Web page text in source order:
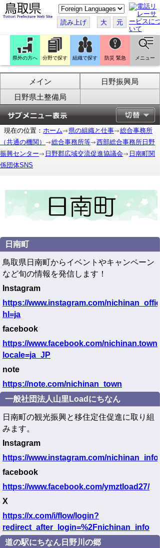
こ
の
ペ
ー
ジ
翻
訳
す
る
読み上げ 大 元
県外の方へ 分野で探す 組織で探す 防災 緊急 メニュー
メイン
日野振興局
日野県土整備局
現在の位置： ホーム 県の組織と仕事
総合事務所
（共通の機関）
総合事務所等
西部総合事務所日野
振興センター
日野郡広域交流促進協議会
日南町関
係団体SNS
日南町
鳥取県日南町からイベントやキャンペーン
など旬の情報を発信します！
Instagram
https://www.instagram.com/
hl=ja
facebook
https://www.facebook.com/nichinan.town/?
locale=ja_JP
note
https://note.com/nichinan_town
一般社団法人山里Loadにちなん
日南町の観光振興と移住定住促進に取り組
みます。
Instagram
https://www.instagram.com/nichinan_info/
facebook
https://www.facebook.com/ymztload27/
X
https://x.com/i/flow/login?
redirect_after_login=%2Fnichinan_info
道の駅にちなん日野川の郷